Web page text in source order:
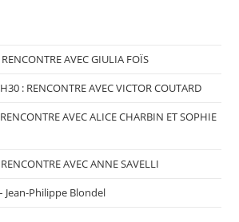
AVEC GIULIA FOÏS
: RENCONTRE AVEC VICTOR COUTARD
AVEC ALICE CHARBIN ET SOPHIE
AVEC ANNE SAVELLI
Jean-Philippe Blondel